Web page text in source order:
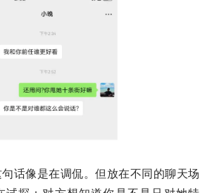
话像是在调侃。但放在不同的聊天场